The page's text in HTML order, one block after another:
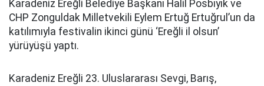
Karadeniz Ereğli Belediye Başkanı Halil Posbıyık ve
CHP Zonguldak Milletvekili Eylem Ertuğ Ertuğrul’un da
katılımıyla festivalin ikinci günü ‘Ereğli il olsun’
yürüyüşü yaptı.
Karadeniz Ereğli 23. Uluslararası Sevgi, Barış,